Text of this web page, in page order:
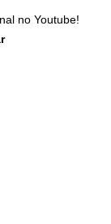
no Youtube!